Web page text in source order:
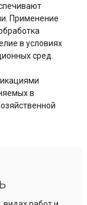
Применение
в условиях
сред.
в